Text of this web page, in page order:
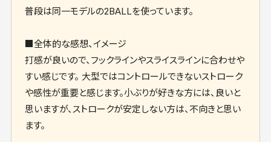
普段は同一モデルの2BALLを使っています。
■全体的な感想、イメージ
打感が良いので、フックラインやスライスラインに合わせや
すい感じです。 大型ではコントロールできないストローク
や感性が重要と感じます。小ぶりが好きな方には、良いと
思いますが、ストロークが安定しない方は、不向きと思い
ます。